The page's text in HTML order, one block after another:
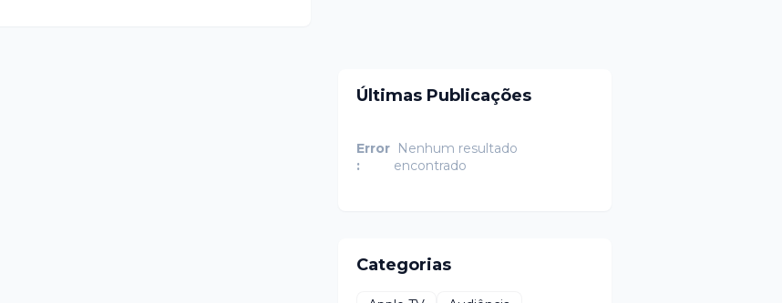
Últimas Publicações
Error
:
Nenhum resultado
encontrado
Categorias